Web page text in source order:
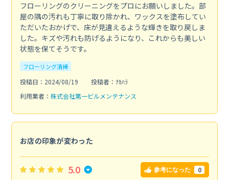
フローリングのクリーニングをプロにお願いしました。部
屋の隅の汚れも丁寧に取り除かれ、ワックスを塗布してい
ただいたおかげで、床が見違えるような輝きを取り戻しま
した。キズや汚れも防げるようになり、これからも美しい
状態を保てそうです。
フローリング清掃
投稿日：2024/08/19
投稿者：ﾅｶﾊﾗ
利用業者： 株式会社第一ビルメンテナンス
お店の印象が変わった
5.0 参考になった 0